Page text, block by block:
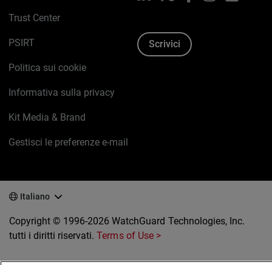
Trust Center
PSIRT
Politica sui cookie
Informativa sulla privacy
Kit Media & Brand
Gestisci le preferenze e-mail
Scrivici
Italiano
Copyright © 1996-2026 WatchGuard Technologies, Inc.
tutti i diritti riservati.Terms of Use >